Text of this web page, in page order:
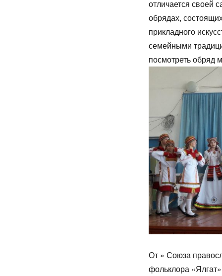
отличается своей
обрядах,
прикладного
семейными
посмотреть обряд
От » Союза
фольклора